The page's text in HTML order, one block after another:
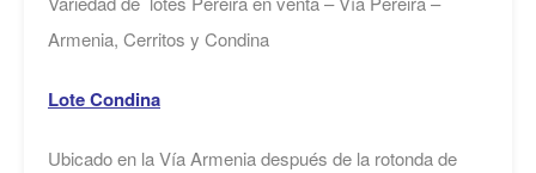
Armenia, Cerritos y Condina
Lote Condina
Ubicado en la Vía Armenia después de la rotonda de